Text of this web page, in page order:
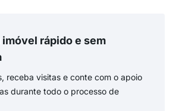
imóvel rápido e sem
receba visitas e conte com o apoio
durante todo o processo de